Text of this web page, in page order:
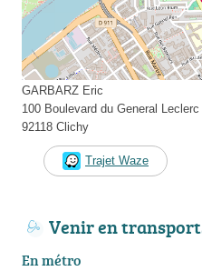
GARBARZ Eric
100 Boulevard du General Leclerc
92118 Clichy
Trajet Waze
Venir en
En métro